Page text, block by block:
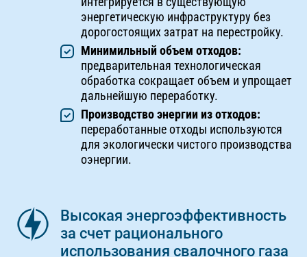
энергетическую инфраструктуру без
дорогостоящих затрат на перестройку.
Минимильный объем отходов:
предварительная технологическая
обработка сокращает объем и упрощает
дальнейшую переработку.
Производство энергии из отходов:
переработанные отходы используются
для экологически чистого производства
оэнергии.
Высокая энергоэффективность
за счет рационального
использования свалочного газа